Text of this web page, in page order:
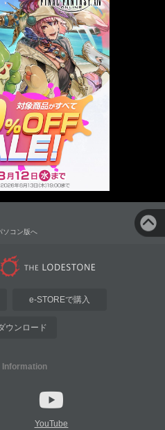
ソコン版へ
e-STOREで購入
ウンロード
Information
YouTube